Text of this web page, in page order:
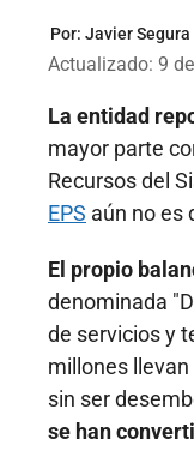
Por: Javier Segura
Actualizado: 9
La entidad
mayor parte
Recursos del
EPS aún no es
El propio
denominada
de servicios y
millones
sin ser
se han